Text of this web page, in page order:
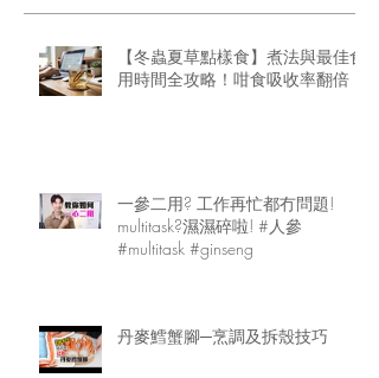
【冬蟲夏草點樣食】煮法與最佳食
用時間全攻略！咁食吸收率翻倍
一參二用? 工作再忙都冇問題!
multitask?濕濕碎啦! #人參
#multitask #ginseng
丹麥鱈蟹腳─烹調及拆殼技巧